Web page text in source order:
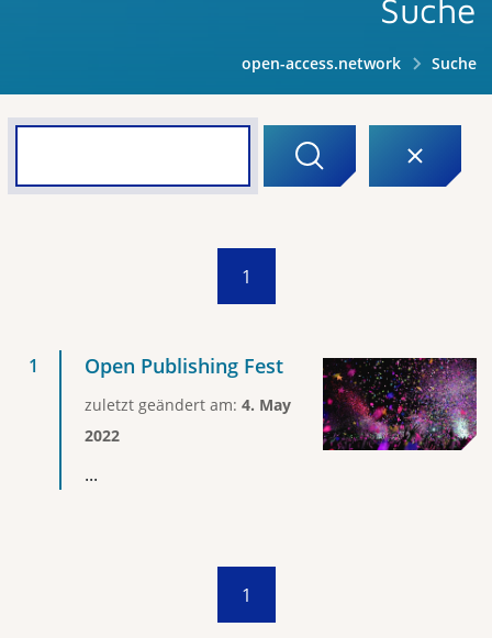
Suche
open-access.network Suche
1
Open Publishing Fest
zuletzt geändert am: 4. May
2022
...
1